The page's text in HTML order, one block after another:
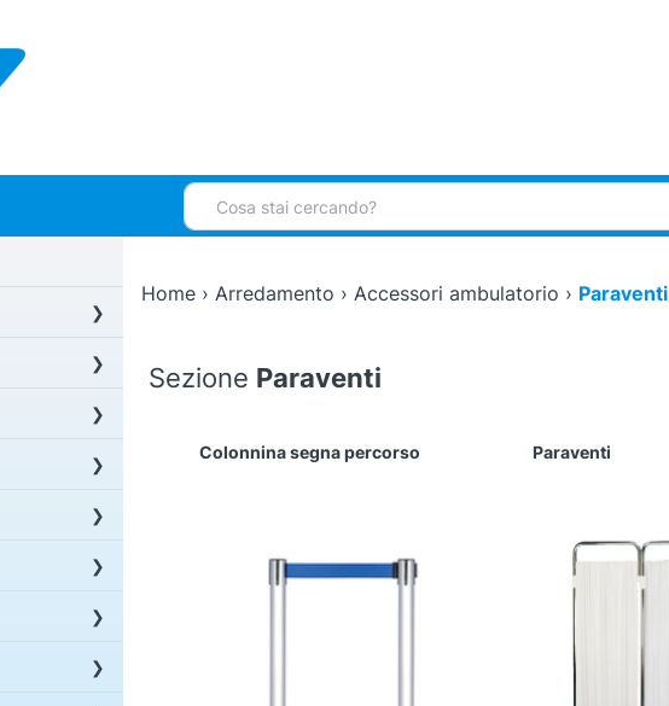
Cerca:
Home ›Arredamento ›Accessori ambulatorio › Paraventi
Sezione Paraventi
Colonnina segna percorso Paraventi